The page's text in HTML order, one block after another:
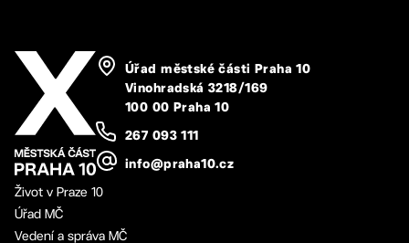
Úřad městské části Praha 10
Vinohradská 3218/169
100 00 Praha 10
267 093 111
info@praha10.cz
Život v Praze 10
Úřad MČ
Vedení a správa MČ